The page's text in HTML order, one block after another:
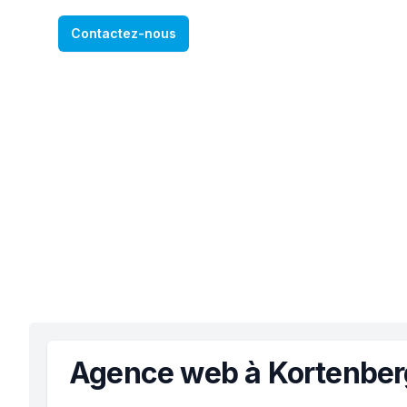
Contactez-nous
Agence web à